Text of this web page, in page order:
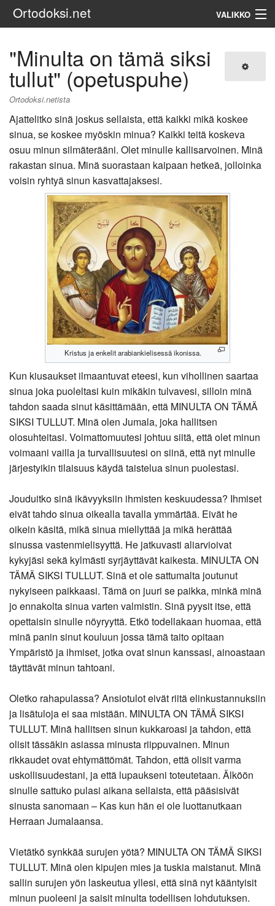
Ortodoksi.net VALIKKO
Haku
"Minulta on tämä siksi
tullut" (opetuspuhe)
Ortodoksi.netista
Ajattelitko sinä joskus sellaista, että kaikki mikä koskee
sinua, se koskee myöskin minua? Kaikki teitä koskeva
osuu minun silmäterääni. Olet minulle kallisarvoinen. Minä
rakastan sinua. Minä suorastaan kaipaan hetkeä, jolloinka
voisin ryhtyä sinun kasvattajaksesi.
Kristus ja enkelit arabiankielisessä ikonissa.
Kun kiusaukset ilmaantuvat eteesi, kun vihollinen saartaa
sinua joka puoleltasi kuin mikäkin tulvavesi, silloin minä
tahdon saada sinut käsittämään, että MINULTA ON TÄMÄ
SIKSI TULLUT. Minä olen Jumala, joka hallitsen
olosuhteitasi. Voimattomuutesi johtuu siitä, että olet minun
voimaani vailla ja turvallisuutesi on siinä, että nyt minulle
järjestyikin tilaisuus käydä taistelua sinun puolestasi.
Jouduitko sinä ikävyyksiin ihmisten keskuudessa? Ihmiset
eivät tahdo sinua oikealla tavalla ymmärtää. Eivät he
oikein käsitä, mikä sinua miellyttää ja mikä herättää
sinussa vastenmielisyyttä. He jatkuvasti aliarvioivat
kykyjäsi sekä kylmästi syrjäyttävät kaikesta. MINULTA ON
TÄMÄ SIKSI TULLUT. Sinä et ole sattumalta joutunut
nykyiseen paikkaasi. Tämä on juuri se paikka, minkä minä
jo ennakolta sinua varten valmistin. Sinä pyysit itse, että
opettaisin sinulle nöyryyttä. Etkö todellakaan huomaa, että
minä panin sinut kouluun jossa tämä taito opitaan
Ympäristö ja ihmiset, jotka ovat sinun kanssasi, ainoastaan
täyttävät minun tahtoani.
Oletko rahapulassa? Ansiotulot eivät riitä elinkustannuksiin
ja lisätuloja ei saa mistään. MINULTA ON TÄMÄ SIKSI
TULLUT. Minä hallitsen sinun kukkaroasi ja tahdon, että
olisit tässäkin asiassa minusta riippuvainen. Minun
rikkaudet ovat ehtymättömät. Tahdon, että olisit varma
uskollisuudestani, ja että lupaukseni toteutetaan. Älköön
sinulle sattuko pulasi aikana sellaista, että pääsisivät
sinusta sanomaan – Kas kun hän ei ole luottanutkaan
Herraan Jumalaansa.
Vietätkö synkkää surujen yötä? MINULTA ON TÄMÄ SIKSI
TULLUT. Minä olen kipujen mies ja tuskia maistanut. Minä
sallin surujen yön laskeutua yllesi, että sinä nyt kääntyisit
minun puoleeni ja saisit minulta todellisen lohdutuksen.